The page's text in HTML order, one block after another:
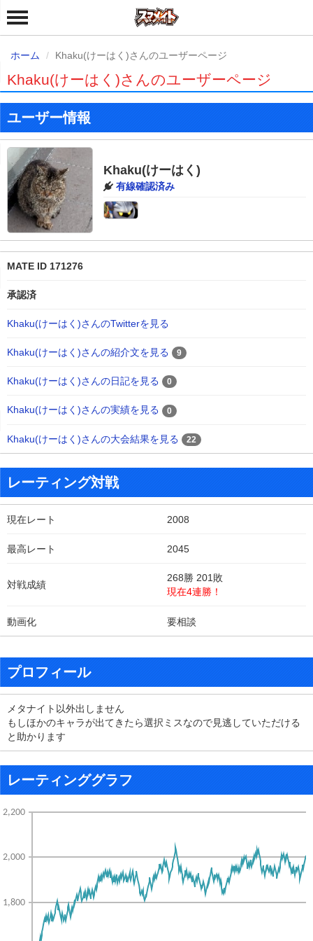
ホーム Khaku(けーはく)さんのユーザーページ
Khaku(けーはく)さんのユーザーページ
ユーザー情報
Khaku(けーはく)
有線確認済み
MATE ID 171276
承認済
Khaku(けーはく)さんのTwitterを見る
Khaku(けーはく)さんの紹介文を見る 9
Khaku(けーはく)さんの日記を見る 0
Khaku(けーはく)さんの実績を見る 0
Khaku(けーはく)さんの大会結果を見る 22
レーティング対戦
現在レート 2008
最高レート 2045
対戦成績
268勝 201敗
現在4連勝！
動画化 要相談
プロフィール
メタナイト以外出しません
もしほかのキャラが出てきたら選択ミスなので見逃していただける
と助かります
レーティンググラフ